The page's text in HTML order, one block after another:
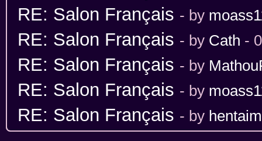
RE: Salon Français - by
RE: Salon Français - by Cath -
RE: Salon Français - by
RE: Salon Français - by
RE: Salon Français - by